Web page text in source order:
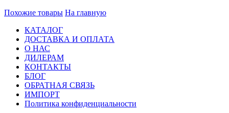
Похожие товары На главную
КАТАЛОГ
ДОСТАВКА И ОПЛАТА
О НАС
ДИЛЕРАМ
КОНТАКТЫ
БЛОГ
ОБРАТНАЯ СВЯЗЬ
ИМПОРТ
Политика конфиденциальности